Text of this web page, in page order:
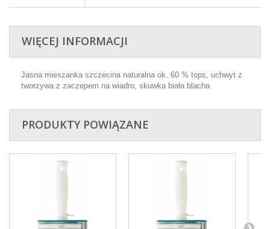
WIĘCEJ INFORMACJI
Jasna mieszanka szczecina naturalna ok. 60 % tops, uchwyt z
tworzywa z zaczepem na wiadro, skuwka biała blacha
PRODUKTY POWIĄZANE